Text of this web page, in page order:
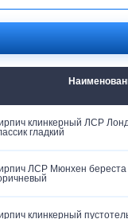
клинкерный ЛСР
гладкий
ЛСР Мюнхен береста
клинкерный